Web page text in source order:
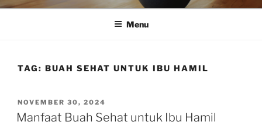
Menu
TAG: BUAH SEHAT UNTUK IBU HAMIL
POSTED
ON
NOVEMBER 30, 2024
Manfaat Buah Sehat untuk Ibu Hamil